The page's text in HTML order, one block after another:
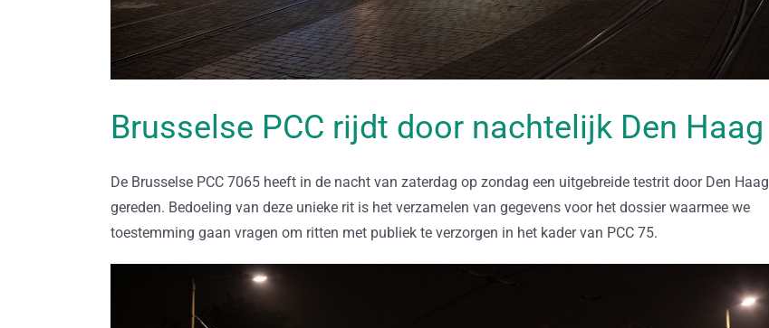
Brusselse PCC rijdt door nachtelijk Den Haag
De Brusselse PCC 7065 heeft in de nacht van zaterdag op zondag een uitgebreide testrit door Den Haag
gereden. Bedoeling van deze unieke rit is het verzamelen van gegevens voor het dossier waarmee we
toestemming gaan vragen om ritten met publiek te verzorgen in het kader van PCC 75.